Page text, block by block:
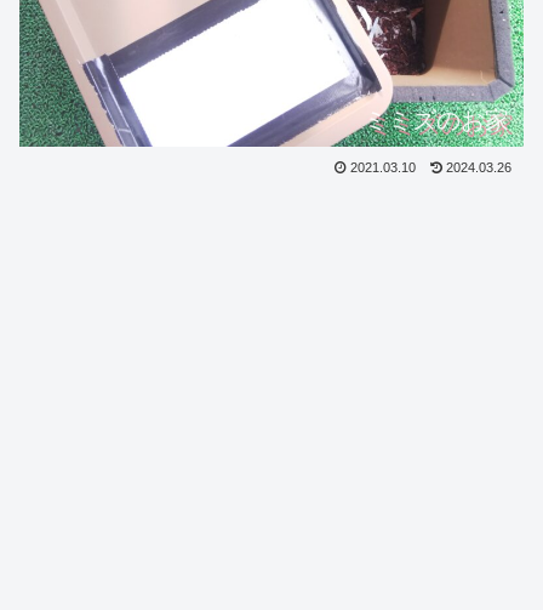
ミミズのお家
2021.03.10 2024.03.26